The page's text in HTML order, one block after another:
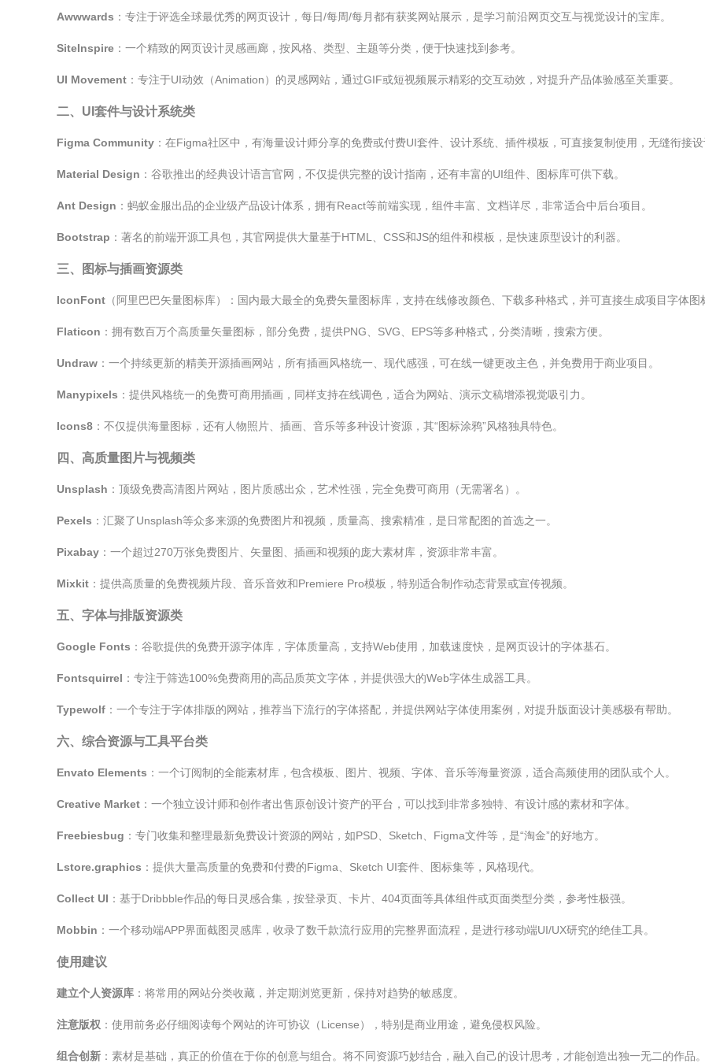
Awwwards ：专注于评选全球最优秀的网页设计，每日/每周/每月都有获奖网站展示，是学习前沿网页交互与视觉设计的宝库。
SiteInspire ：一个精致的网页设计灵感画廊，按风格、类型、主题等分类，便于快速找到参考。
UI Movement ：专注于UI动效（Animation）的灵感网站，通过GIF或短视频展示精彩的交互动效，对提升产品体验感至关重要。
二、UI套件与设计系统类
Figma Community ：在Figma社区中，有海量设计师分享的免费或付费UI套件、设计系统、插件模板，可直接复制使用，无缝衔接设
Material Design ：谷歌推出的经典设计语言官网，不仅提供完整的设计指南，还有丰富的UI组件、图标库可供下载。
Ant Design ：蚂蚁金服出品的企业级产品设计体系，拥有React等前端实现，组件丰富、文档详尽，非常适合中后台项目。
Bootstrap ：著名的前端开源工具包，其官网提供大量基于HTML、CSS和JS的组件和模板，是快速原型设计的利器。
三、图标与插画资源类
IconFont （阿里巴巴矢量图标库）：国内最大最全的免费矢量图标库，支持在线修改颜色、下载多种格式，并可直接生成项目字体图
Flaticon ：拥有数百万个高质量矢量图标，部分免费，提供PNG、SVG、EPS等多种格式，分类清晰，搜索方便。
Undraw ：一个持续更新的精美开源插画网站，所有插画风格统一、现代感强，可在线一键更改主色，并免费用于商业项目。
Manypixels ：提供风格统一的免费可商用插画，同样支持在线调色，适合为网站、演示文稿增添视觉吸引力。
Icons8 ：不仅提供海量图标，还有人物照片、插画、音乐等多种设计资源，其“图标涂鸦”风格独具特色。
四、高质量图片与视频类
Unsplash ：顶级免费高清图片网站，图片质感出众，艺术性强，完全免费可商用（无需署名）。
Pexels ：汇聚了Unsplash等众多来源的免费图片和视频，质量高、搜索精准，是日常配图的首选之一。
Pixabay ：一个超过270万张免费图片、矢量图、插画和视频的庞大素材库，资源非常丰富。
Mixkit ：提供高质量的免费视频片段、音乐音效和Premiere Pro模板，特别适合制作动态背景或宣传视频。
五、字体与排版资源类
Google Fonts ：谷歌提供的免费开源字体库，字体质量高，支持Web使用，加载速度快，是网页设计的字体基石。
Fontsquirrel ：专注于筛选100%免费商用的高品质英文字体，并提供强大的Web字体生成器工具。
Typewolf ：一个专注于字体排版的网站，推荐当下流行的字体搭配，并提供网站字体使用案例，对提升版面设计美感极有帮助。
六、综合资源与工具平台类
Envato Elements ：一个订阅制的全能素材库，包含模板、图片、视频、字体、音乐等海量资源，适合高频使用的团队或个人。
Creative Market ：一个独立设计师和创作者出售原创设计资产的平台，可以找到非常多独特、有设计感的素材和字体。
Freebiesbug ：专门收集和整理最新免费设计资源的网站，如PSD、Sketch、Figma文件等，是“淘金”的好地方。
Lstore.graphics ：提供大量高质量的免费和付费的Figma、Sketch UI套件、图标集等，风格现代。
Collect UI ：基于Dribbble作品的每日灵感合集，按登录页、卡片、404页面等具体组件或页面类型分类，参考性极强。
Mobbin ：一个移动端APP界面截图灵感库，收录了数千款流行应用的完整界面流程，是进行移动端UI/UX研究的绝佳工具。
使用建议
建立个人资源库 ：将常用的网站分类收藏，并定期浏览更新，保持对趋势的敏感度。
注意版权 ：使用前务必仔细阅读每个网站的许可协议（License），特别是商业用途，避免侵权风险。
组合创新 ：素材是基础，真正的价值在于你的创意与组合。将不同资源巧妙结合，融入自己的设计思考，才能创造出独一无二的作品。